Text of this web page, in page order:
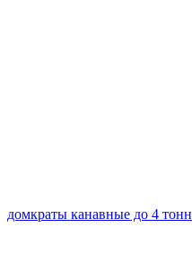
домкраты канавные до 4 тонн